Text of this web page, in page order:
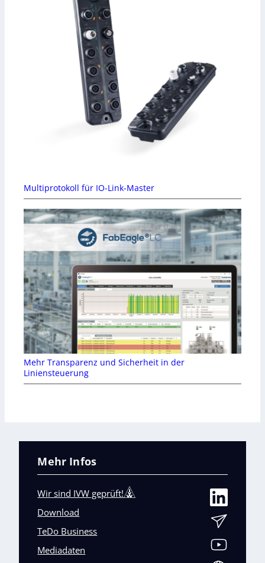
Multiprotokoll für IO-Link-Master
Mehr Transparenz und Sicherheit in der
Liniensteuerung
Mehr Infos
Wir sind IVW geprüft!
Download
TeDo Business
Mediadaten